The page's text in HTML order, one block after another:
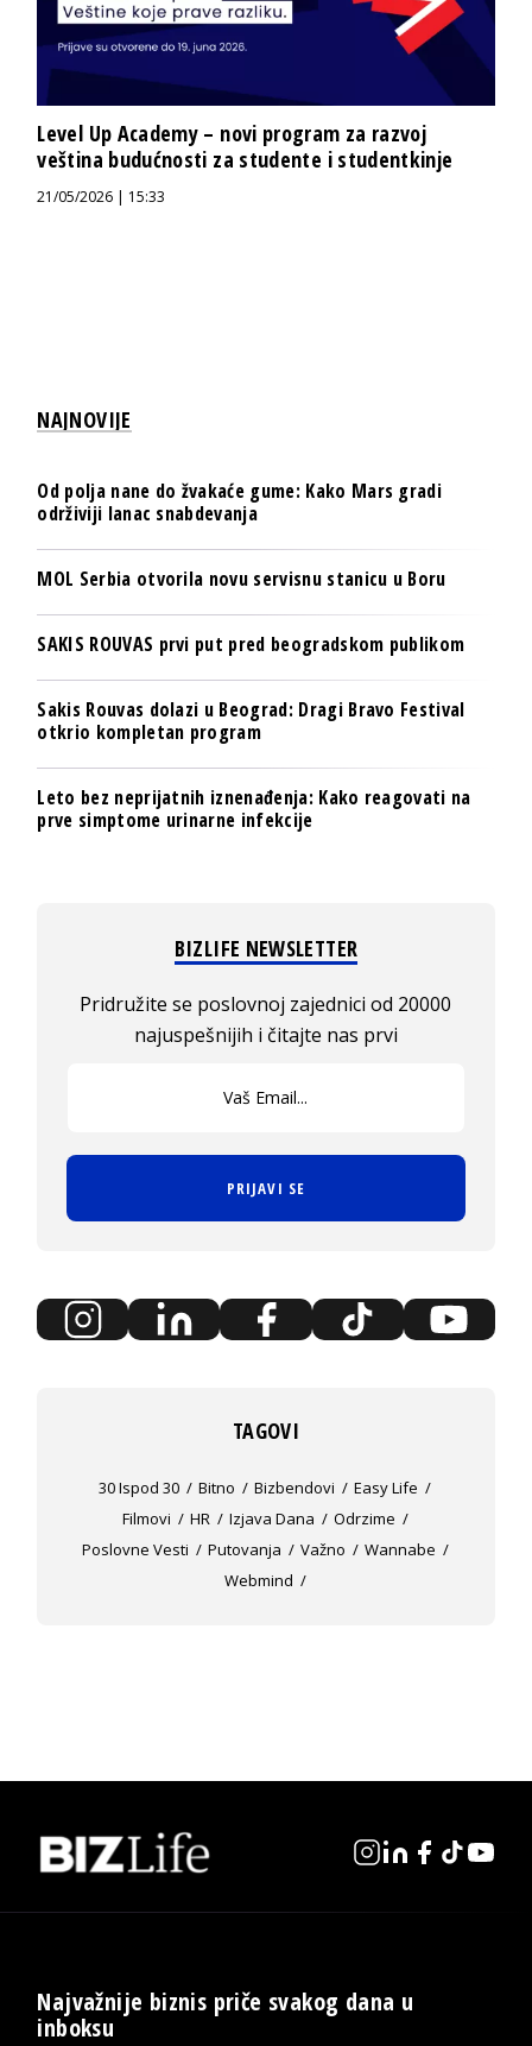
Level Up Academy – novi program za razvoj
veština budućnosti za studente i studentkinje
21/05/2026 | 15:33
NAJNOVIJE
Od polja nane do žvakaće gume: Kako Mars gradi
održiviji lanac snabdevanja
MOL Serbia otvorila novu servisnu stanicu u Boru
SAKIS ROUVAS prvi put pred beogradskom publikom
Sakis Rouvas dolazi u Beograd: Dragi Bravo Festival
otkrio kompletan program
Leto bez neprijatnih iznenađenja: Kako reagovati na
prve simptome urinarne infekcije
BIZLIFE NEWSLETTER
Pridružite se poslovnoj zajednici od 20000
najuspešnijih i čitajte nas prvi
PRIJAVI SE
TAGOVI
30 Ispod 30 Bitno Bizbendovi
Easy Life
Filmovi
HR Izjava Dana
Odrzime
Poslovne Vesti
Putovanja Važno
Wannabe
Webmind
Najvažnije biznis priče svakog dana u
inboksu